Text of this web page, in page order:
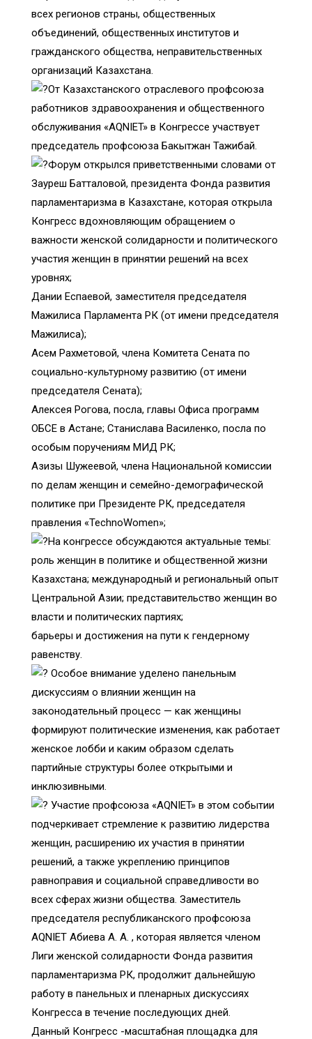
всех регионов страны, общественных
объединений, общественных институтов и
гражданского общества, неправительственных
организаций Казахстана.
От Казахстанского отраслевого профсоюза
работников здравоохранения и общественного
обслуживания «AQNIET» в Конгрессе участвует
председатель профсоюза Бакытжан Тажибай.
Форум открылся приветственными словами от
Зауреш Батталовой, президента Фонда развития
парламентаризма в Казахстане, которая открыла
Конгресс вдохновляющим обращением о
важности женской солидарности и политического
участия женщин в принятии решений на всех
уровнях;
Дании Еспаевой, заместителя председателя
Мажилиса Парламента РК (от имени председателя
Мажилиса);
Асем Рахметовой, члена Комитета Сената по
социально-культурному развитию (от имени
председателя Сената);
Алексея Рогова, посла, главы Офиса программ
ОБСЕ в Астане; Станислава Василенко, посла по
особым поручениям МИД РК;
Азизы Шужеевой, члена Национальной комиссии
по делам женщин и семейно-демографической
политике при Президенте РК, председателя
правления «TechnoWomen»;
На конгрессе обсуждаются актуальные темы:
роль женщин в политике и общественной жизни
Казахстана; международный и региональный опыт
Центральной Азии; представительство женщин во
власти и политических партиях;
барьеры и достижения на пути к гендерному
равенству.
Особое внимание уделено панельным
дискуссиям о влиянии женщин на
законодательный процесс — как женщины
формируют политические изменения, как работает
женское лобби и каким образом сделать
партийные структуры более открытыми и
инклюзивными.
Участие профсоюза «AQNIET» в этом событии
подчеркивает стремление к развитию лидерства
женщин, расширению их участия в принятии
решений, а также укреплению принципов
равноправия и социальной справедливости во
всех сферах жизни общества. Заместитель
председателя республиканского профсоюза
AQNIET Абиева А. А. , которая является членом
Лиги женской солидарности Фонда развития
парламентаризма РК, продолжит дальнейшую
работу в панельных и пленарных дискуссиях
Конгресса в течение последующих дней.
Данный Конгресс -масштабная площадка для